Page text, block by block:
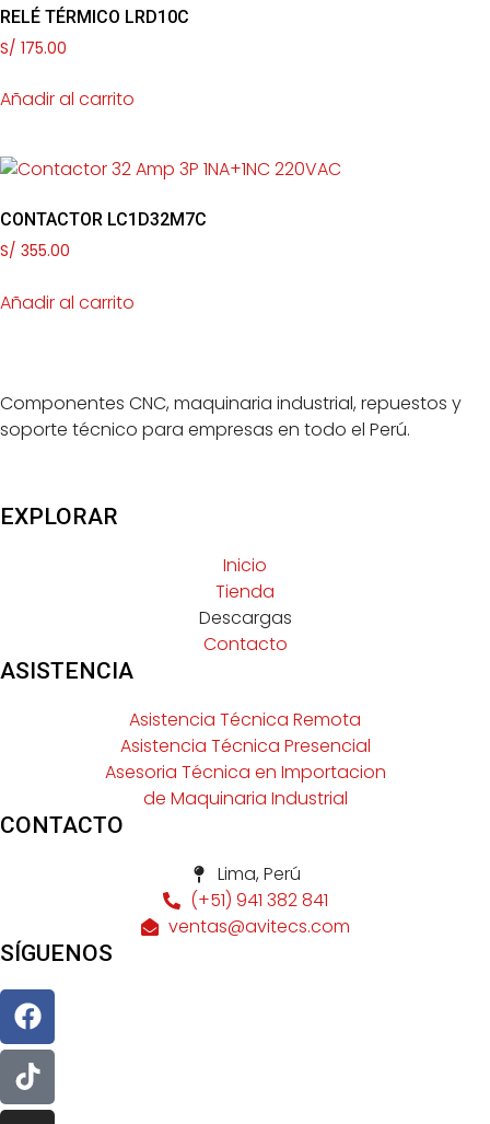
RELÉ TÉRMICO LRD10C
S/ 175.00
Añadir al carrito
CONTACTOR LC1D32M7C
S/ 355.00
Añadir al carrito
Componentes CNC, maquinaria industrial, repuestos y
soporte técnico para empresas en todo el Perú.
EXPLORAR
Inicio
Tienda
Descargas
Contacto
ASISTENCIA
Asistencia Técnica Remota
Asistencia Técnica Presencial
Asesoria Técnica en Importacion
de Maquinaria Industrial
CONTACTO
Lima, Perú
(+51) 941 382 841
ventas@avitecs.com
SÍGUENOS